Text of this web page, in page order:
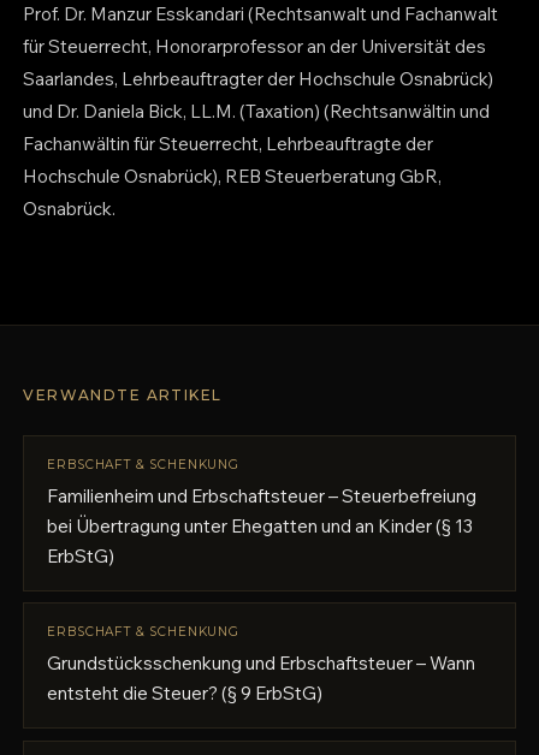
Prof. Dr. Manzur Esskandari (Rechtsanwalt und Fachanwalt
für Steuerrecht, Honorarprofessor an der Universität des
Saarlandes, Lehrbeauftragter der Hochschule Osnabrück)
und Dr. Daniela Bick, LL.M. (Taxation) (Rechtsanwältin und
Fachanwältin für Steuerrecht, Lehrbeauftragte der
Hochschule Osnabrück), REB Steuerberatung GbR,
Osnabrück.
VERWANDTE ARTIKEL
ERBSCHAFT & SCHENKUNG
Familienheim und Erbschaftsteuer – Steuerbefreiung
bei Übertragung unter Ehegatten und an Kinder (§ 13
ErbStG)
ERBSCHAFT & SCHENKUNG
Grundstücksschenkung und Erbschaftsteuer – Wann
entsteht die Steuer? (§ 9 ErbStG)